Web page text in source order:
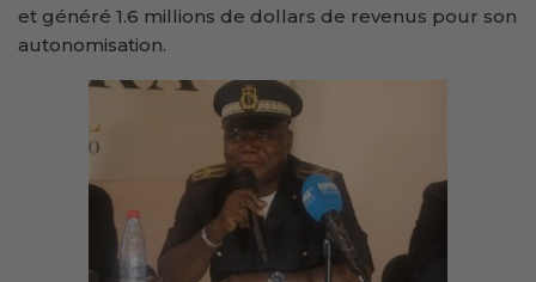
et généré 1.6 millions de dollars de revenus pour son
autonomisation.